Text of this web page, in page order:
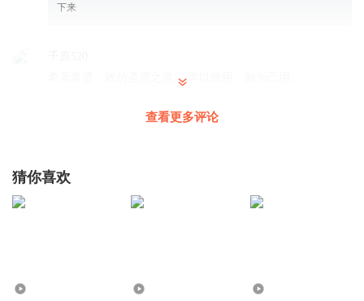
何制作的，有何种成分，以何等器皿盛装……是永远不会饱
（问）法师，有没有把佛法融入生活简单具体的方法？
（答）佛法就是诸恶莫作，众善奉行，自净其意。
（答）阿弥陀佛！
下来
希圣希贤，效仿圣贤之道。 学以致用，融为己用。
回复
查看更多评论
猜你喜欢